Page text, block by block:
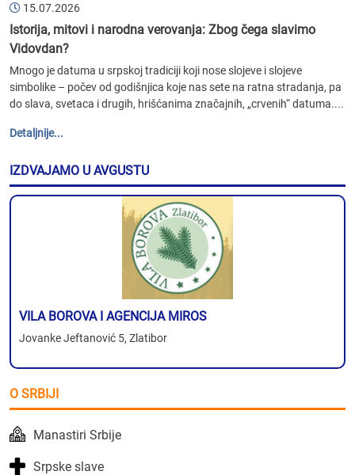
15.07.2026
Istorija, mitovi i narodna verovanja: Zbog čega slavimo
Vidovdan?
Mnogo je datuma u srpskoj tradiciji koji nose slojeve i slojeve
simbolike – počev od godišnjica koje nas sete na ratna stradanja, pa
do slava, svetaca i drugih, hrišćanima značajnih, „crvenih“ datuma....
Detaljnije...
IZDVAJAMO U AVGUSTU
VILA BOROVA I AGENCIJA MIROS
Jovanke Jeftanović 5, Zlatibor
O SRBIJI
Manastiri Srbije
Srpske slave